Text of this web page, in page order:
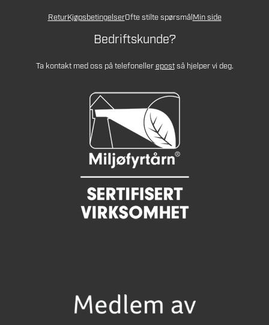
ReturKjøpsbetingelserOfte stilte spørsmålMin side
Bedriftskunde?
Ta kontakt med oss på telefonellerepostså hjelper vi deg.